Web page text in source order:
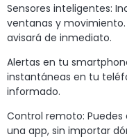
Sensores inteligentes:
ventanas y
avisará de inmediato.
Alertas en tu
instantáneas en tu
informado.
Control remoto:
una app, sin importar